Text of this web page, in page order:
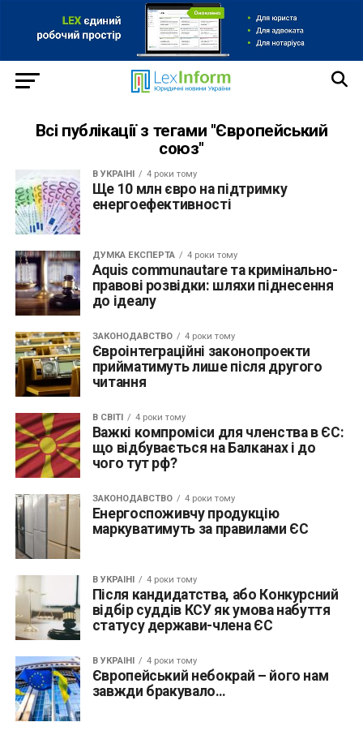
Всі публікації з тегами "Європейський
союз"
В УКРАЇНІ 4 роки тому
Ще 10 млн євро на підтримку
енергоефективності
ДУМКА ЕКСПЕРТА 4 роки тому
Aquis communautare та кримінально-
правові розвідки: шляхи піднесення
до ідеалу
ЗАКОНОДАВСТВО 4 роки тому
Євроінтеграційні законопроекти
прийматимуть лише після другого
читання
В СВІТІ 4 роки тому
Важкі компроміси для членства в ЄС:
що відбувається на Балканах і до
чого тут рф?
ЗАКОНОДАВСТВО 4 роки тому
Енергоспоживчу продукцію
маркуватимуть за правилами ЄС
В УКРАЇНІ 4 роки тому
Після кандидатства, або Конкурсний
відбір суддів КСУ як умова набуття
статусу держави-члена ЄС
В УКРАЇНІ 4 роки тому
Європейський небокрай – його нам
завжди бракувало…